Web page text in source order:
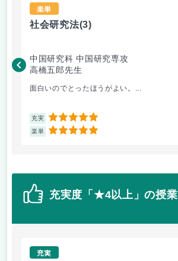
楽単
社会研究法(3)
中国研究科 中国研究専攻
高橋五郎先生
面白いのでとったほうがよい。...
充実 5
楽単 5
充実度「★4以上」の授業
充実